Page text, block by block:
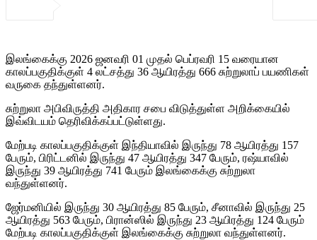
இலங்கைக்கு 2026 ஜனவரி 01 முதல் பெப்ரவரி 15 வரையான
காலப்பகுதிக்குள் 4 லட்சத்து 36 ஆயிரத்து 666 சுற்றுலாப் பயணிகள்
வருகை தந்துள்ளனர்.
சுற்றுலா அபிவிருத்தி அதிகார சபை விடுத்துள்ள அறிக்கையில்
இவ்விடயம் தெரிவிக்கப்பட்டுள்ளது.
மேற்படி காலப்பகுதிக்குள் இந்தியாவில் இருந்து 78 ஆயிரத்து 157
பேரும், பிரிட்டனில் இருந்து 47 ஆயிரத்து 347 பேரும், ரஷ்யாவில்
இருந்து 39 ஆயிரத்து 741 பேரும் இலங்கைக்கு சுற்றுலா
வந்துள்ளனர்.
ஜேர்மனியில் இருந்து 30 ஆயிரத்து 85 பேரும், சீனாவில் இருந்து 25
ஆயிரத்து 563 பேரும், பிரான்ஸில் இருந்து 23 ஆயிரத்து 124 பேரும்
மேற்படி காலப்பகுதிக்குள் இலங்கைக்கு சுற்றுலா வந்துள்ளனர்.